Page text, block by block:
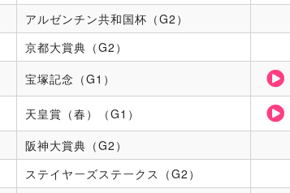
アルゼンチン共和国杯（G2）
京都大賞典（G2）
宝塚記念（G1）
天皇賞（春）（G1）
阪神大賞典（G2）
ステイヤーズステークス（G2）